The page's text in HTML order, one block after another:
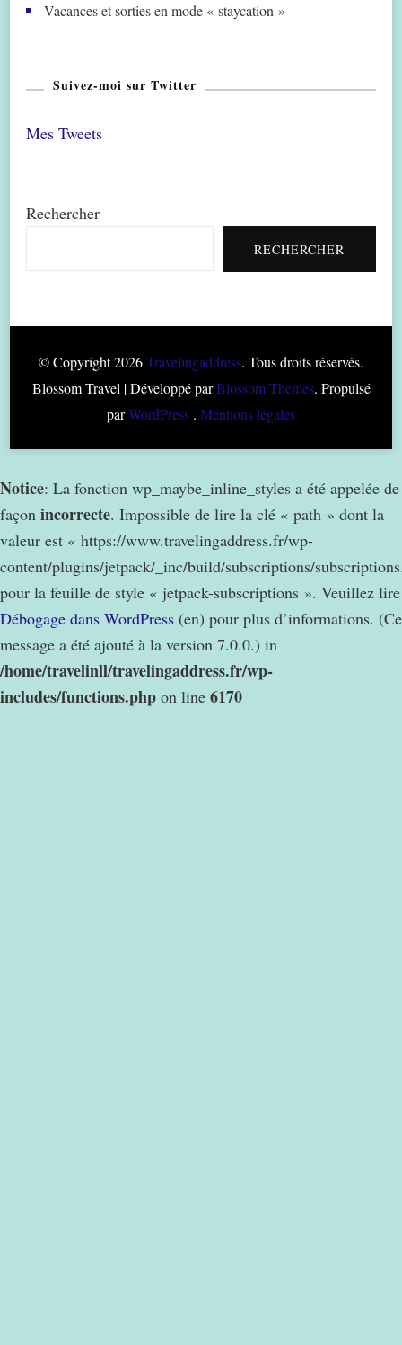
Vacances et sorties en mode « staycation »
Suivez-moi sur Twitter
Mes Tweets
Rechercher
RECHERCHER
© Copyright 2026Travelingaddress. Tous droits réservés.
Blossom Travel | Développé parBlossom Themes. Propulsé
parWordPress . Mentions légales
Notice: La fonction wp_maybe_inline_styles a été appelée de
façon incorrecte. Impossible de lire la clé « path » dont la
valeur est « https://www.travelingaddress.fr/wp-
content/plugins/jetpack/_inc/build/subscriptions/
pour la feuille de style « jetpack-subscriptions ». Veuillez lire
Débogage dans WordPress (en) pour plus d’informations. (Ce
message a été ajouté à la version 7.0.0.) in
/home/travelinll/travelingaddress.fr/wp-
includes/functions.php on line 6170